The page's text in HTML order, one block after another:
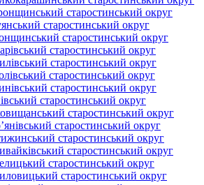
старостинський округ
старостинський округ
старостинський округ
старостинський округ
старостинський округ
старостинський округ
старостинський округ
старостинський округ
старостинський округ
старостинський округ
старостинський округ
старостинський округ
старостинський округ
старостинський округ